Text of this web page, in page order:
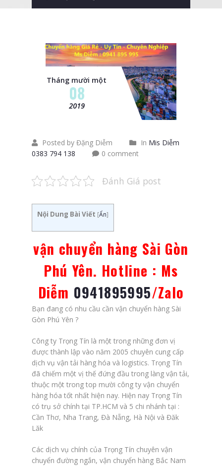
Tháng mười một
08
2019
Posted by Đặng Diễm In Mis Diễm
0383 794 138
0 comment
Đánh Giá post
Nội Dung Bài Viết [Ẩn]
vận chuyển hàng Sài Gòn
Phú Yên. Hotline : Ms
Diễm 0941895995/Zalo
Bạn đang có nhu cầu cần vận chuyển hàng Sài
Gòn Phú Yên ?
Công ty Trọng Tín là một trong những đơn vị
được thành lập vào năm 2005 chuyên cung cấp
dịch vụ vận tải hàng hóa và logistics. Trọng Tín
đã chiếm một vị thế đứng đầu trong làng vận tải,
thuộc một trong top mười công ty vận chuyển
hàng hóa tốt nhất hiện nay. Hiện nay Trọng Tín
có trụ sở chính tại TP.HCM và 5 chi nhánh tại :
Cần Thơ, Nha Trang, Đà Nẵng, Hà Nội và Đăk
Lăk
Các dịch vụ chính của Trọng Tín chuyên vận
chuyển đường ngắn, vận chuyển hàng Bắc Nam